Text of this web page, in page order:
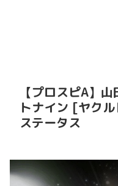
【プロスピA】
トナイン [ヤクル
ステータス